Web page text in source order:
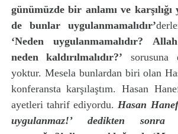
günümüzde bir anlamı ve
de bunlar uygulanmamalıdır’
‘Neden uygulanmamalıdır?
neden kaldırılmalıdır?’ sorusuna
yoktur. Mesela bunlardan biri olan
konferansta karşılaştım. Hasan
ayetleri tahrif ediyordu.Hasan
uygulanmaz!’ dedikten sonra